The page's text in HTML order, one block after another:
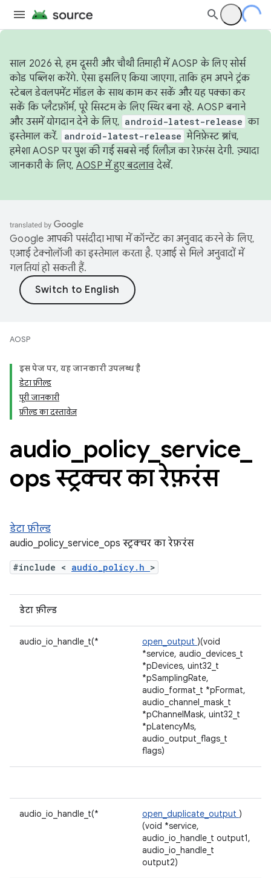
साल 2026 से, हम दूसरी और चौथी तिमाही में AOSP के लिए सोर्स
कोड पब्लिश करेंगे. ऐसा इसलिए किया जाएगा, ताकि हम अपने ट्रंक
स्टेबल डेवलपमेंट मॉडल के साथ काम कर सकें और यह पक्का कर
सकें कि प्लैटफ़ॉर्म, पूरे सिस्टम के लिए स्थिर बना रहे. AOSP बनाने
और उसमें योगदान देने के लिए, android-latest-release का
इस्तेमाल करें.
android-latest-release मेनिफ़ेस्ट ब्रांच,
हमेशा AOSP पर पुश की गई सबसे नई रिलीज़ का रेफ़रंस देगी. ज़्यादा
जानकारी के लिए, AOSP में हुए बदलावदेखें.
Google आपकी पसंदीदा भाषा में कॉन्टेंट का अनुवाद करने के लिए,
एआई टेक्नोलॉजी का इस्तेमाल करता है. एआई से मिले अनुवादों में
गलतियां हो सकती हैं.
AOSP
इस पेज पर, यह जानकारी उपलब्ध है
डेटा फ़ील्ड
पूरी जानकारी
फ़ील्ड का दस्तावेज़
audio policy_ service
ops स्ट्रक्चर का रेफ़रंस
डेटा फ़ील्ड
audio_policy_service_ops स्ट्रक्चर का रेफ़रंस
#include < audio_policy.h >
डेटा फ़ील्ड
audio_io_handle_t(* open_output )(void
*service, audio_devices_t
*pDevices, uint32_t
*pSamplingRate,
audio_format_t *pFormat,
audio_channel_mask_t
*pChannelMask, uint32_t
*pLatencyMs,
audio_output_flags_t
flags)
audio_io_handle_t(* open_duplicate_output )
(void *service,
audio_io_handle_t output1,
audio_io_handle_t
output2)